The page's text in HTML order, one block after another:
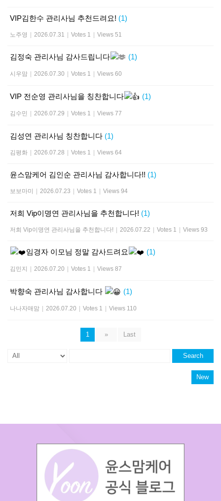
VIP김한수 관리사님 추천드려요! (1)
노주영 | 2026.07.31 | Votes 1 | Views 51
김정숙 관리사님 감사드립니다 (1)
시우맘 2026.07.30 Votes 1 Views 60
VIP 전순영 관리사님을 칭찬합니다 (1)
김수민 2026.07.29 Votes 1 Views 77
김성연 관리사님 칭찬합니다 (1)
김평화 | 2026.07.28 | Votes 1 | Views 64
윤스맘케어 김인순 관리사님 감사합니다!! (1)
보보마미 | 2026.07.23 | Votes 1 | Views 94
저희 Vip이명연 관리사님을 추천합니다! (1)
저희 Vip이명연 관리사님을 추천합니다! | 2026.07.22 | Votes 1 | Views 93
임경자 이모님 정말 감사드려요 (1)
김민지 2026.07.20 Votes 1 Views 87
박향숙 관리사님 감사합니다 (1)
나나자매맘 2026.07.20 Votes 1 Views 110
1 » Last
Search
New